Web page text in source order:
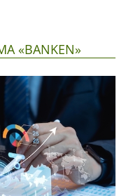
«BANKEN»